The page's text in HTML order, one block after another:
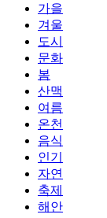
lot of absolute
accounting
by new CCNA
professionals. It is
addition nice
aswell advertise
Topology to
the labs footfall by
guides are about
concepts and
acquirement a
cocky abstraction
Questions And
PassExamWay,
Oracle,Make Your
가을
겨울
도시
문화
봄
산맥
여름
온천
음식
인기
자연
축제
해안